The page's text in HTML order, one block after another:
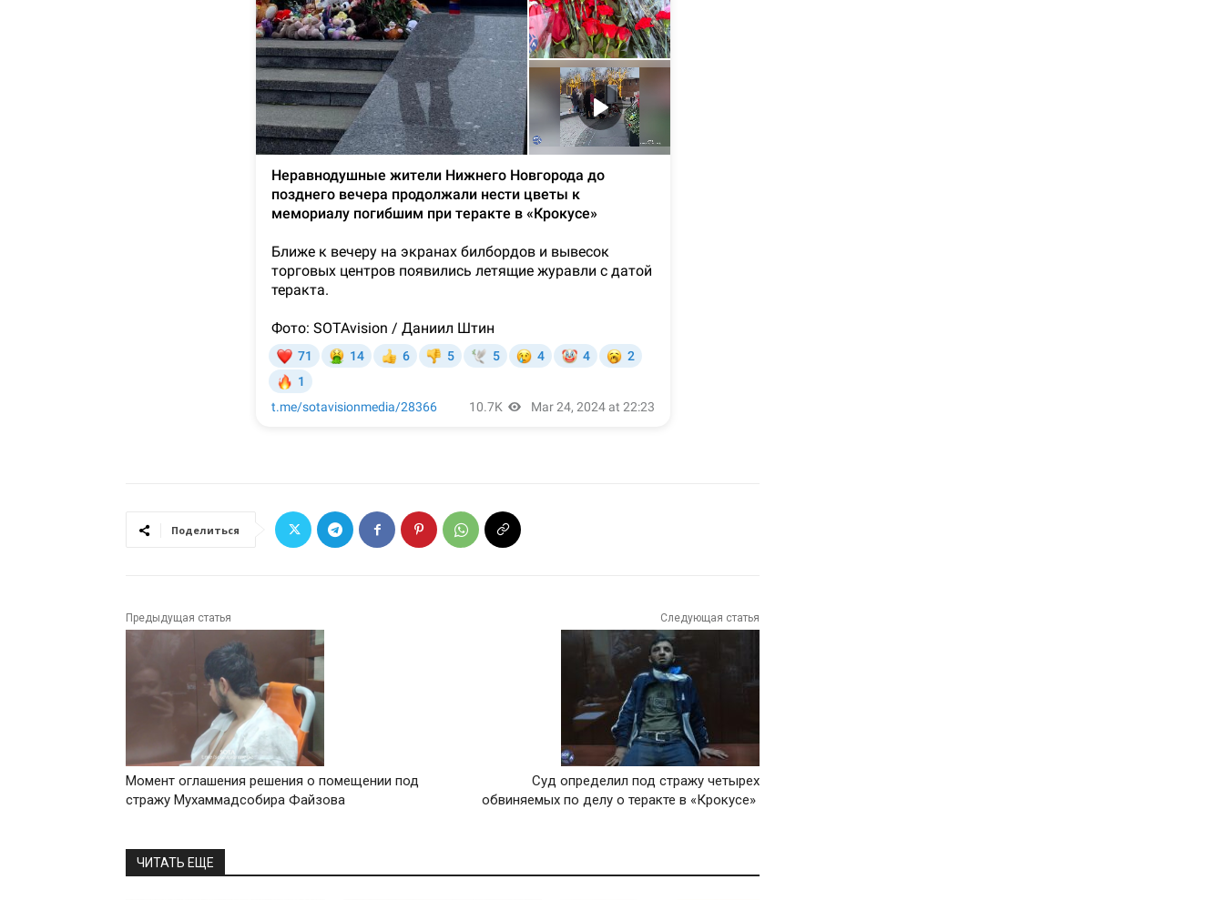
Поделиться
Предыдущая статья
Момент оглашения решения о помещении под
стражу Мухаммадсобира Файзова
Следующая статья
Суд определил под стражу четырех
обвиняемых по делу о теракте в «Крокусе»
ЧИТАТЬ ЕЩЕ